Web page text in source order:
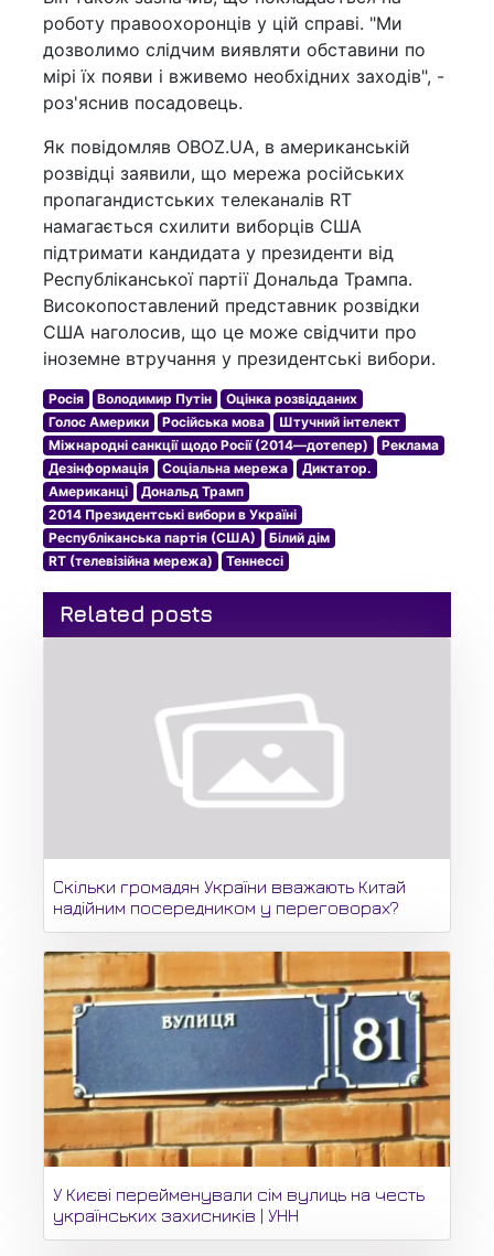
роботу правоохоронців у цій справі. "Ми
дозволимо слідчим виявляти обставини по
мірі їх появи і вживемо необхідних заходів", -
роз'яснив посадовець.
Як повідомляв OBOZ.UA, в американській
розвідці заявили, що мережа російських
пропагандистських телеканалів RT
намагається схилити виборців США
підтримати кандидата у президенти від
Республіканської партії Дональда Трампа.
Високопоставлений представник розвідки
США наголосив, що це може свідчити про
іноземне втручання у президентські вибори.
Росія Володимир Путін
Оцінка розвідданих
Голос Америки
Російська мова
Штучний інтелект
Міжнародні санкції щодо Росії (2014—дотепер)
Реклама
Дезінформація
Соціальна мережа
Диктатор.
Американці
Дональд Трамп
2014 Президентські вибори в Україні
Республіканська партія (США)
Білий дім
RT (телевізійна мережа)
Теннессі
Related posts
Скільки громадян України вважають Китай
надійним посередником у переговорах?
У Києві перейменували сім вулиць на честь
українських захисників | УНН